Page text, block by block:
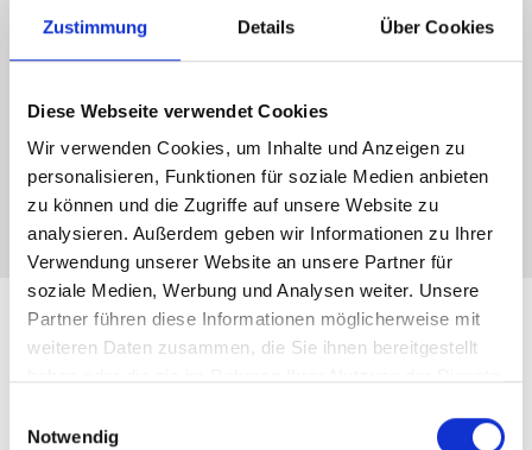
Zustimmung Details Über Cookies
Diese Webseite verwendet Cookies
Wir verwenden Cookies, um Inhalte und Anzeigen zu
personalisieren, Funktionen für soziale Medien anbieten
zu können und die Zugriffe auf unsere Website zu
analysieren. Außerdem geben wir Informationen zu Ihrer
Verwendung unserer Website an unsere Partner für
soziale Medien, Werbung und Analysen weiter. Unsere
Partner führen diese Informationen möglicherweise mit
weiteren Daten zusammen, die Sie ihnen bereitgestellt
Notwendig
Bestimmungen entspricht. Unsere langjährige Erfahrung
und enge Zusammenarbeit mit den Baubehörden
und erfolgreiche Realisierung ihrer Bauprojekte zu
garantieren. Wenn Sie auf der Suche nach kompetenten
Immobilienfirmen für Fürthsind, sind Sie bei Hegerich
Immobilien genau richtig.